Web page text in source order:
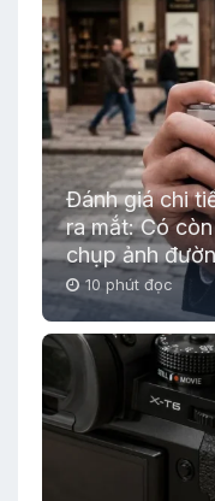
Đánh giá chi
ra mắt: Có
chụp ảnh
10 phút đọc